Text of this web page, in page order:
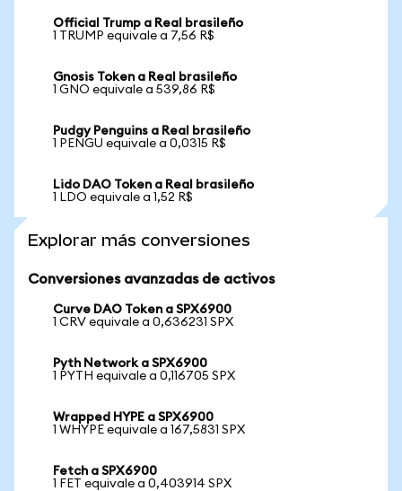
Official Trump a Real brasileño
1 TRUMP equivale a 7,56 R$
Gnosis Token a Real brasileño
1 GNO equivale a 539,86 R$
Pudgy Penguins a Real brasileño
1 PENGU equivale a 0,0315 R$
Lido DAO Token a Real brasileño
1 LDO equivale a 1,52 R$
Explorar más conversiones
Conversiones avanzadas de activos
Curve DAO Token a SPX6900
1 CRV equivale a 0,636231 SPX
Pyth Network a SPX6900
1 PYTH equivale a 0,116705 SPX
Wrapped HYPE a SPX6900
1 WHYPE equivale a 167,5831 SPX
Fetch a SPX6900
1 FET equivale a 0,403914 SPX